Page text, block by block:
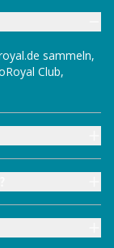
sammeln,
Club,